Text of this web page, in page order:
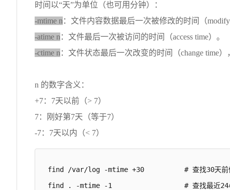
时间以“天”为单位（也可用分钟）：
-mtime n ：文件内容数据最后一次被修改的时间（modify
-atime n ：文件最后一次被访问的时间（access time）。
-ctime n ：文件状态最后一次改变的时间（change time）
n 的数字含义：
+7：7天以前（> 7）
7：刚好第7天（等于7）
-7：7天以内（< 7）
find /var/log -mtime +30          # 查找30天前修
find . -mtime -1                  # 查找最近24